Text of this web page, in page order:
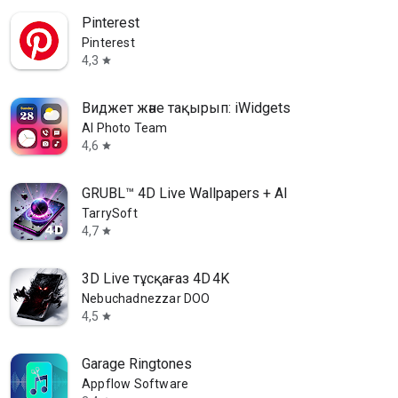
Pinterest
Pinterest
4,3 star
Виджет және тақырып: iWidgets
AI Photo Team
4,6 star
GRUBL™ 4D Live Wallpapers + AI
TarrySoft
4,7 star
3D Live тұсқағаз 4D 4K
Nebuchadnezzar DOO
4,5 star
Garage Ringtones
Appflow Software